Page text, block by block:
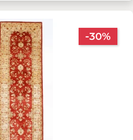
-30%